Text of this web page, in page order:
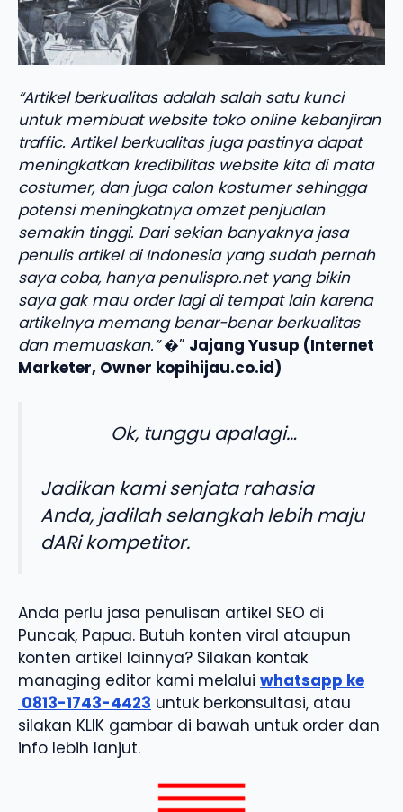
“Artikel berkualitas adalah salah satu kunci
untuk membuat website toko online kebanjiran
traffic. Artikel berkualitas juga pastinya dapat
meningkatkan kredibilitas website kita di mata
costumer, dan juga calon kostumer sehingga
potensi meningkatnya omzet penjualan
semakin tinggi. Dari sekian banyaknya jasa
penulis artikel di Indonesia yang sudah pernah
saya coba, hanya penulispro.net yang bikin
saya gak mau order lagi di tempat lain karena
artikelnya memang benar-benar berkualitas
dan memuaskan.”�” Jajang Yusup (Internet
Marketer, Owner kopihijau.co.id)
Ok, tunggu apalagi…
Jadikan kami senjata rahasia
Anda, jadilah selangkah lebih maju
dARi kompetitor.
Anda perlu jasa penulisan artikel SEO di
Puncak, Papua. Butuh konten viral ataupun
konten artikel lainnya? Silakan kontak
managing editor kami melalui whatsapp ke
0813-1743-4423 untuk berkonsultasi, atau
silakan KLIK gambar di bawah untuk order dan
info lebih lanjut.